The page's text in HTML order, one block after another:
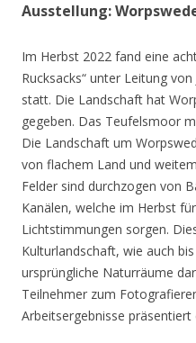
Ausstellung:
Im Herbst 2022 fand eine
Rucksacks“ unter Leitung
statt. Die Landschaft hat
gegeben. Das Teufelsmoor
Die Landschaft um
von flachem Land und
Felder sind durchzogen von
Kanälen, welche im Herbst
Lichtstimmungen sorgen.
Kulturlandschaft, wie auch
ursprüngliche Naturräume
Teilnehmer zum
Arbeitsergebnisse präsentiert